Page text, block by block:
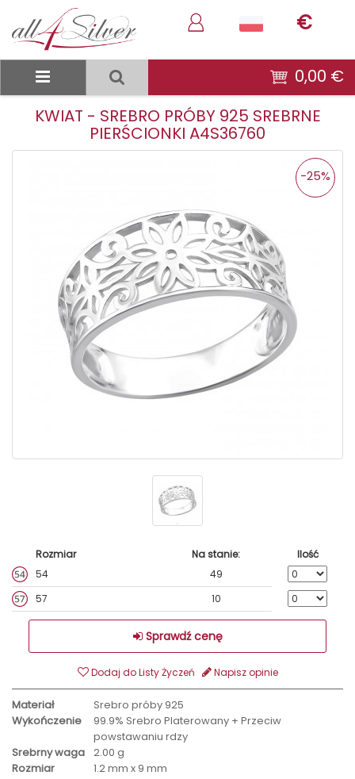
€
0,00 €
KWIAT - SREBRO PRÓBY 925 SREBRNE
PIERŚCIONKI A4S36760
-25%
Rozmiar Na stanie:
Ilość
54
49
57
10
Sprawdź cenę
Dodaj do Listy Życzeń Napisz opinie
Materiał
Srebro próby 925
Wykończenie
99.9% Srebro Platerowany + Przeciw
powstawaniu rdzy
Srebrny waga 2.00 g
Rozmiar
1.2 mm x 9 mm